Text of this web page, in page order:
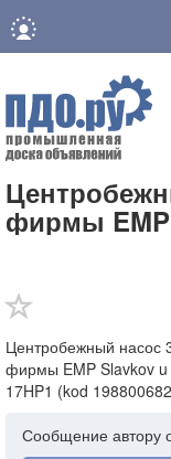
фирмы
Центробежный насос
фирмы EMP Slavkov u
17HP1 (kod
Сообщение автору